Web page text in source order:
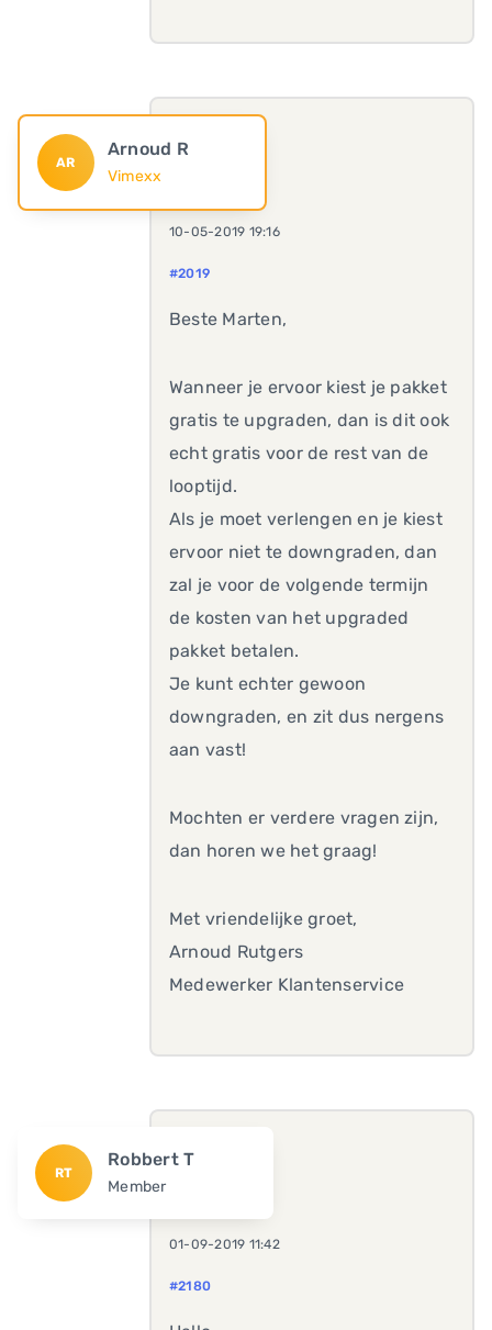
AR
Arnoud R
Vimexx
10-05-2019 19:16
#2019
Beste Marten,
Wanneer je ervoor kiest je pakket
gratis te upgraden, dan is dit ook
echt gratis voor de rest van de
looptijd.
Als je moet verlengen en je kiest
ervoor niet te downgraden, dan
zal je voor de volgende termijn
de kosten van het upgraded
pakket betalen.
Je kunt echter gewoon
downgraden, en zit dus nergens
aan vast!
Mochten er verdere vragen zijn,
dan horen we het graag!
Met vriendelijke groet,
Arnoud Rutgers
Medewerker Klantenservice
RT
Robbert T
Member
01-09-2019 11:42
#2180